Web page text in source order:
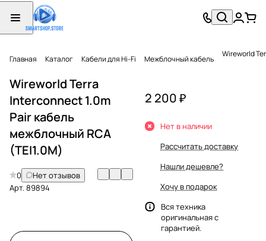
Главная Каталог Кабели для Hi-Fi Межблочный кабель Wireworld
Wireworld Terra
Interconnect 1.0m
Pair кабель
межблочный RCA
(TEI1.0M)
0
Нет отзывов
Арт.89894
2 200 ₽
Нет в наличии
Рассчитать доставку
Нашли дешевле?
Хочу в подарок
Вся техника
оригинальная с
гарантией.